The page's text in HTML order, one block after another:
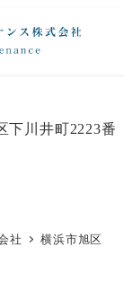
下川井町2223番
社 横浜市旭区